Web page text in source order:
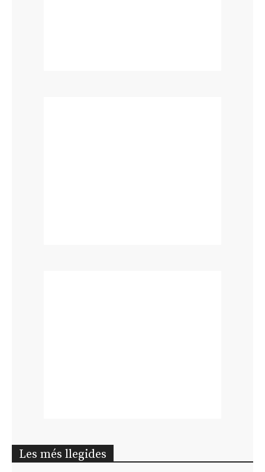
Les més llegides